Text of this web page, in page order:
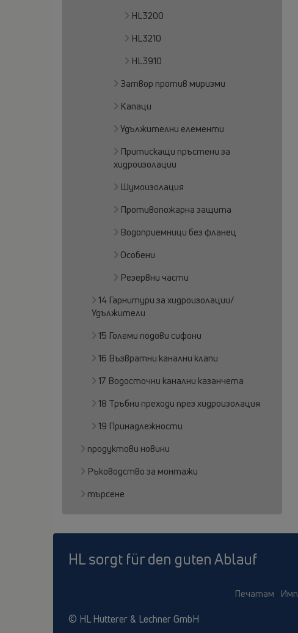
HL3200
HL3210
HL3910
Затвор против миризми
Капаци
Удължителни елементи
Притискащи пръстени за
хидроизолации
Шумоизолация
Противопожарна защита
Водоприемници без фланец
Особени
Резервни части
14 Гарнитури за хидроизолации/
Удължители
15 Големи подови сифони
16 Възвратни канални клапи
17 Водосточни канални казанчета
18 Тръбни преходи през хидроизолация
19 Принадлежности
продуктови новини
Ръководство за монтажи
търсене
HL sorgt für den guten Ablauf
Печатам
© HL Hutterer & Lechner GmbH